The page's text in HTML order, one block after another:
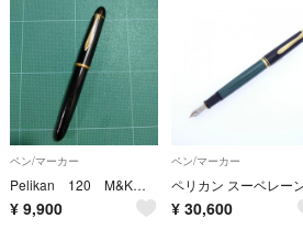
ペン/マーカー
Pelikan 120 M&K ペリカン 万年筆 EF 70年代 昭和レトロ
¥ 9,900
ペン/マーカー
¥ 30,600